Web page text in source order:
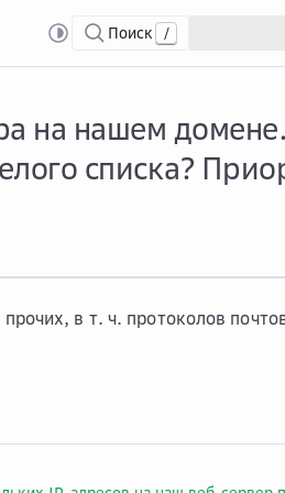
Поиск /
на нашем
списка?
в т. ч. протоколов